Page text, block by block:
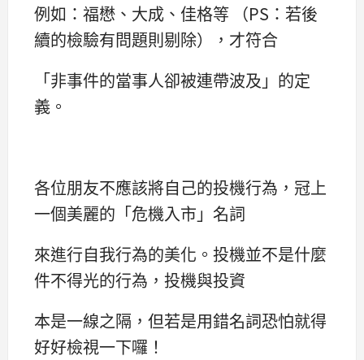
例如：福懋、大成、佳格等 （PS：若後
續的檢驗有問題則剔除），才符合
「非事件的當事人卻被連帶波及」的定
義。
各位朋友不應該將自己的投機行為，冠上
一個美麗的「危機入市」名詞
來進行自我行為的美化。投機並不是什麼
件不得光的行為，投機與投資
本是一線之隔，但若是用錯名詞恐怕就得
好好檢視一下囉！